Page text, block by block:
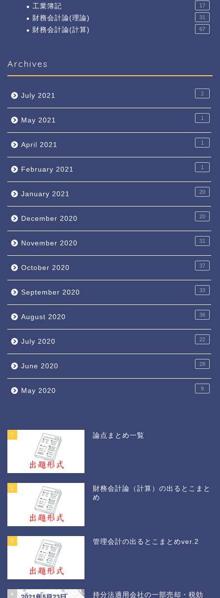
工業簿記 17
財務会計論(理論) 31
財務会計論(計算) 67
Archives
July 2021 2
May 2021 1
April 2021 1
February 2021 1
January 2021 20
December 2020 20
November 2020 31
October 2020 37
September 2020 33
August 2020 36
July 2020 22
June 2020 28
May 2020 9
1 論点まとめ一覧
2
財務会計論（計算）の出るとこまと
め
3 管理会計の出るとこまとめver.2
4 持分法適用会社の一部売却・税効